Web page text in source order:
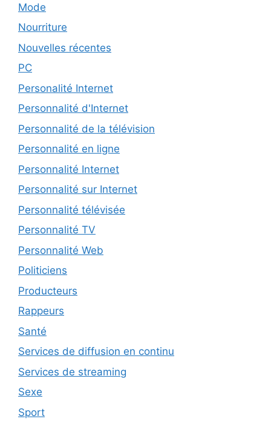
Mode
Nourriture
Nouvelles récentes
PC
Personalité Internet
Personnalité d'Internet
Personnalité de la télévision
Personnalité en ligne
Personnalité Internet
Personnalité sur Internet
Personnalité télévisée
Personnalité TV
Personnalité Web
Politiciens
Producteurs
Rappeurs
Santé
Services de diffusion en continu
Services de streaming
Sexe
Sport